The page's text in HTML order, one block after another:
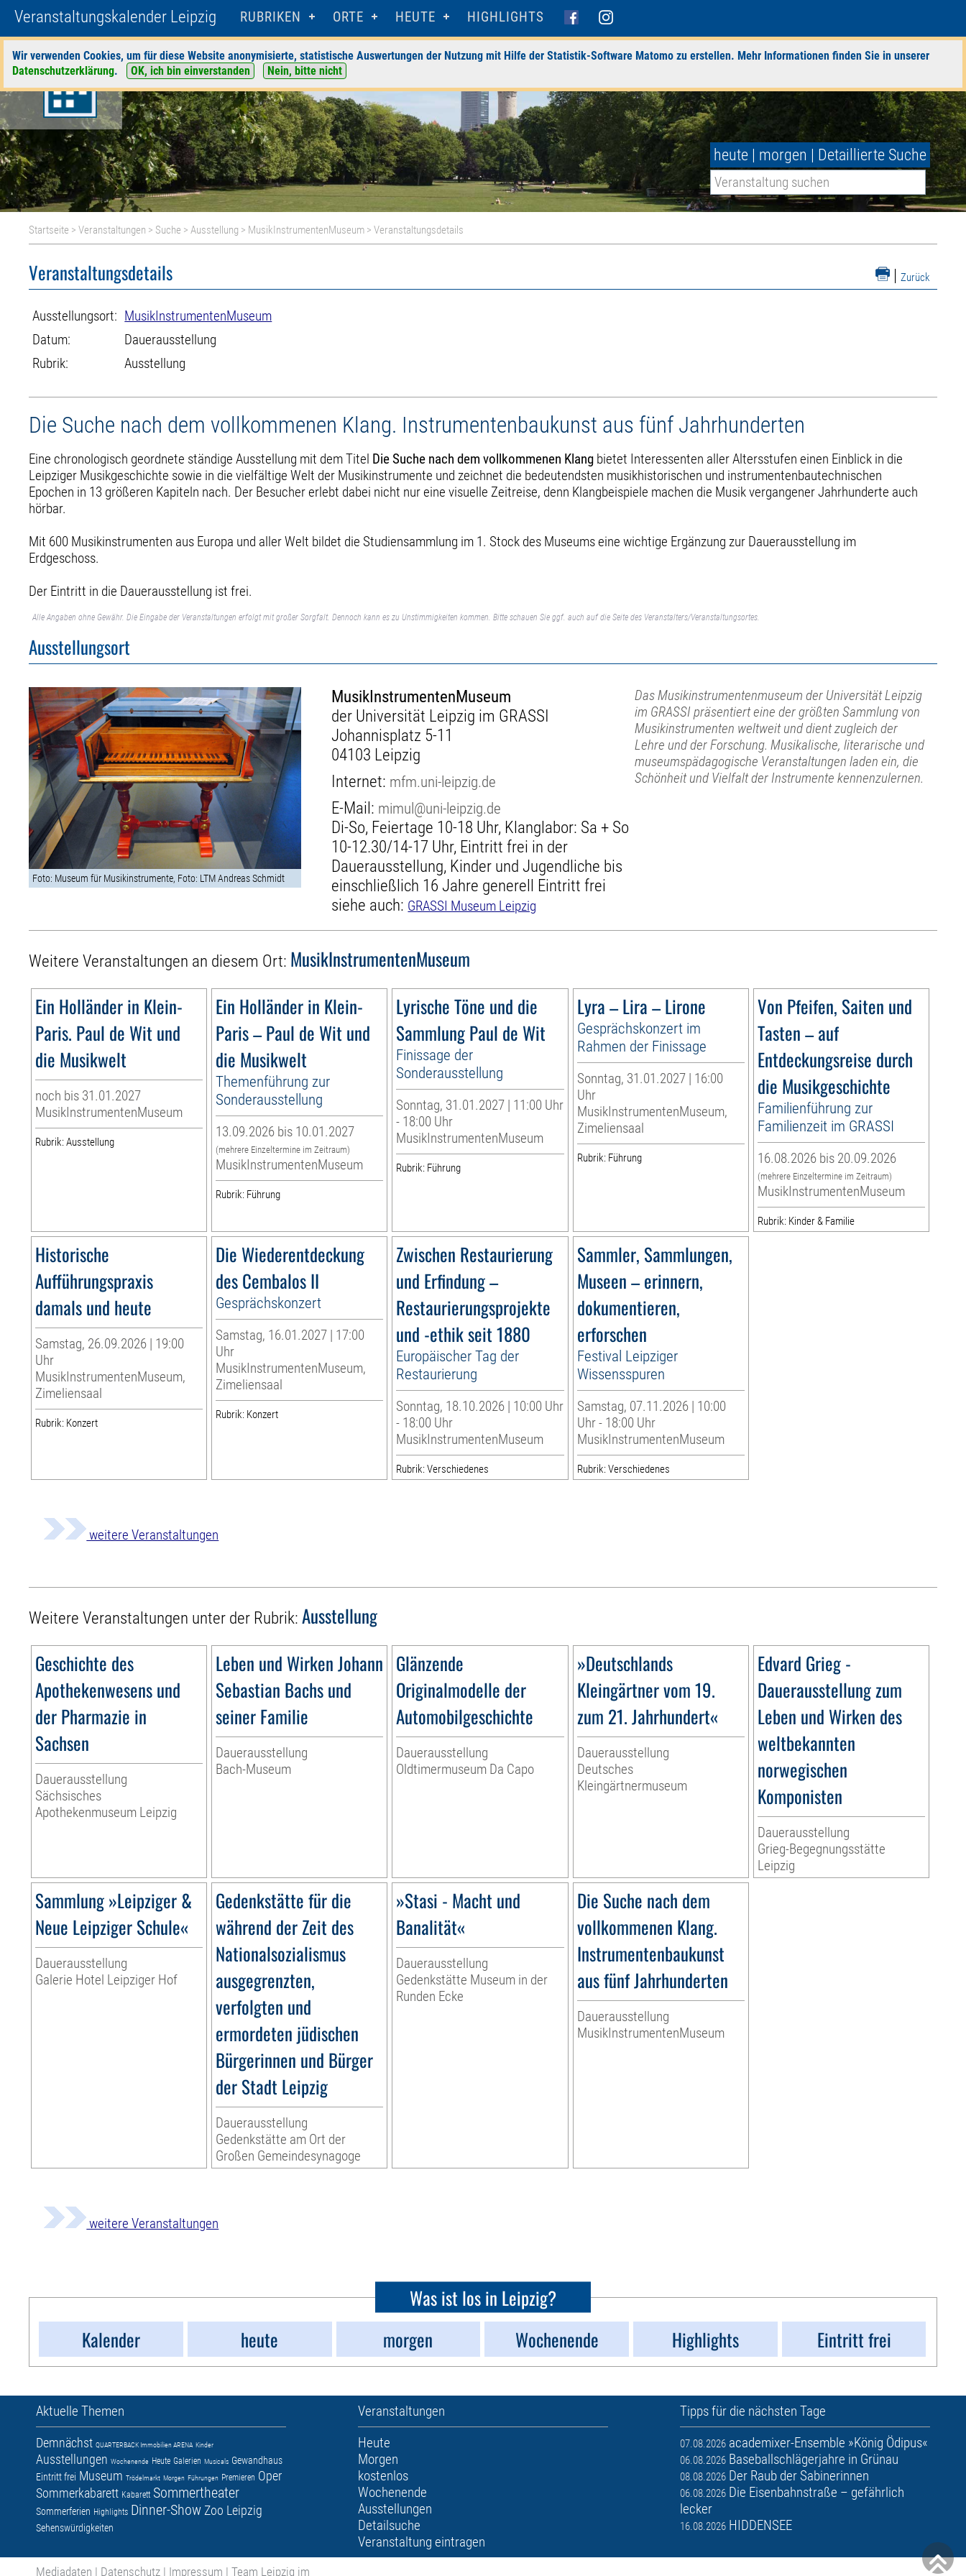
Veranstaltungskalender Leipzig RUBRIKEN ORTE HEUTE HIGHLIGHTS
Wir verwenden Cookies, um für diese Website anonymisierte, statistische Auswertungen der Nutzung mit Hilfe der Statistik-Software Matomo zu erstellen. Mehr Informationen finden Sie in unserer
Datenschutzerklärung. OK, ich bin einverstanden Nein, bitte nicht
heute | morgen | Detaillierte Suche
Startseite >Veranstaltungen > Suche >Ausstellung > MusikInstrumentenMuseum > Veranstaltungsdetails
| Zurück
Veranstaltungsdetails
Ausstellungsort: MusikInstrumentenMuseum
Datum:
Dauerausstellung
Rubrik:
Ausstellung
Die Suche nach dem vollkommenen Klang. Instrumentenbaukunst aus fünf Jahrhunderten
Eine chronologisch geordnete ständige Ausstellung mit dem Titel Die Suche nach dem vollkommenen Klang bietet Interessenten aller Altersstufen einen Einblick in die
Leipziger Musikgeschichte sowie in die vielfältige Welt der Musikinstrumente und zeichnet die bedeutendsten musikhistorischen und instrumentenbautechnischen
Epochen in 13 größeren Kapiteln nach. Der Besucher erlebt dabei nicht nur eine visuelle Zeitreise, denn Klangbeispiele machen die Musik vergangener Jahrhunderte auch
hörbar.
Mit 600 Musikinstrumenten aus Europa und aller Welt bildet die Studiensammlung im 1. Stock des Museums eine wichtige Ergänzung zur Dauerausstellung im
Erdgeschoss.
Der Eintritt in die Dauerausstellung ist frei.
Alle Angaben ohne Gewähr. Die Eingabe der Veranstaltungen erfolgt mit großer Sorgfalt. Dennoch kann es zu Unstimmigkeiten kommen. Bitte schauen Sie ggf. auch auf die Seite des Veranstalters/Veranstaltungsortes.
Ausstellungsort
Foto: Museum für Musikinstrumente, Foto: LTM Andreas Schmidt
MusikInstrumentenMuseum
der Universität Leipzig im GRASSI
Johannisplatz 5-11
04103 Leipzig
Internet: mfm.uni-leipzig.de
E-Mail: mimul@uni-leipzig.de
Di-So, Feiertage 10-18 Uhr, Klanglabor: Sa + So
10-12.30/14-17 Uhr, Eintritt frei in der
Dauerausstellung, Kinder und Jugendliche bis
einschließlich 16 Jahre generell Eintritt frei
siehe auch: GRASSI Museum Leipzig
Das Musikinstrumentenmuseum der Universität Leipzig
im GRASSI präsentiert eine der größten Sammlung von
Musikinstrumenten weltweit und dient zugleich der
Lehre und der Forschung. Musikalische, literarische und
museumspädagogische Veranstaltungen laden ein, die
Schönheit und Vielfalt der Instrumente kennenzulernen.
Weitere Veranstaltungen an diesem Ort: MusikInstrumentenMuseum
Ein Holländer in Klein-
Paris. Paul de Wit und
die Musikwelt
noch bis 31.01.2027
MusikInstrumentenMuseum
Rubrik: Ausstellung
Ein Holländer in Klein-
Paris – Paul de Wit und
die Musikwelt
Themenführung zur
Sonderausstellung
13.09.2026 bis 10.01.2027
(mehrere Einzeltermine im Zeitraum)
MusikInstrumentenMuseum
Rubrik: Führung
Lyrische Töne und die
Sammlung Paul de Wit
Finissage der
Sonderausstellung
Sonntag, 31.01.2027 | 11:00 Uhr
- 18:00 Uhr
MusikInstrumentenMuseum
Rubrik: Führung
Lyra – Lira – Lirone
Gesprächskonzert im
Rahmen der Finissage
Sonntag, 31.01.2027 | 16:00
Uhr
MusikInstrumentenMuseum,
Zimeliensaal
Rubrik: Führung
Von Pfeifen, Saiten und
Tasten – auf
Entdeckungsreise durch
die Musikgeschichte
Familienführung zur
Familienzeit im GRASSI
16.08.2026 bis 20.09.2026
(mehrere Einzeltermine im Zeitraum)
MusikInstrumentenMuseum
Rubrik: Kinder & Familie
Historische
Aufführungspraxis
damals und heute
Samstag, 26.09.2026 | 19:00
Uhr
MusikInstrumentenMuseum,
Zimeliensaal
Rubrik: Konzert
Die Wiederentdeckung
des Cembalos II
Gesprächskonzert
Samstag, 16.01.2027 | 17:00
Uhr
MusikInstrumentenMuseum,
Zimeliensaal
Rubrik: Konzert
Zwischen Restaurierung
und Erfindung –
Restaurierungsprojekte
und -ethik seit 1880
Europäischer Tag der
Restaurierung
Sonntag, 18.10.2026 | 10:00 Uhr
- 18:00 Uhr
MusikInstrumentenMuseum
Rubrik: Verschiedenes
Sammler, Sammlungen,
Museen – erinnern,
dokumentieren,
erforschen
Festival Leipziger
Wissensspuren
Samstag, 07.11.2026 | 10:00
Uhr - 18:00 Uhr
MusikInstrumentenMuseum
Rubrik: Verschiedenes
weitere Veranstaltungen
Weitere Veranstaltungen unter der Rubrik:Ausstellung
Geschichte des
Apothekenwesens und
der Pharmazie in
Sachsen
Dauerausstellung
Sächsisches
Apothekenmuseum Leipzig
Leben und Wirken Johann
Sebastian Bachs und
seiner Familie
Dauerausstellung
Bach-Museum
Glänzende
Originalmodelle der
Automobilgeschichte
Dauerausstellung
Oldtimermuseum Da Capo
»Deutschlands
Kleingärtner vom 19.
zum 21. Jahrhundert«
Dauerausstellung
Deutsches
Kleingärtnermuseum
Edvard Grieg -
Dauerausstellung zum
Leben und Wirken des
weltbekannten
norwegischen
Komponisten
Dauerausstellung
Grieg-Begegnungsstätte
Leipzig
Sammlung »Leipziger &
Neue Leipziger Schule«
Dauerausstellung
Galerie Hotel Leipziger Hof
Gedenkstätte für die
während der Zeit des
Nationalsozialismus
ausgegrenzten,
verfolgten und
ermordeten jüdischen
Bürgerinnen und Bürger
der Stadt Leipzig
Dauerausstellung
Gedenkstätte am Ort der
Großen Gemeindesynagoge
»Stasi - Macht und
Banalität«
Dauerausstellung
Gedenkstätte Museum in der
Runden Ecke
Die Suche nach dem
vollkommenen Klang.
Instrumentenbaukunst
aus fünf Jahrhunderten
Dauerausstellung
MusikInstrumentenMuseum
weitere Veranstaltungen
Was ist los in Leipzig?
Kalender
heute morgen Wochenende Highlights Eintritt frei
Aktuelle Themen
Demnächst QUARTERBACK Immobilien ARENA Kinder
Ausstellungen Wochenende Heute Galerien Musicals Gewandhaus
Eintritt frei Museum Trödelmarkt Morgen Führungen Premieren Oper
Sommerkabarett Kabarett Sommertheater
Sommerferien Highlights Dinner-Show Zoo Leipzig
Sehenswürdigkeiten
Veranstaltungen
Heute
Morgen
kostenlos
Wochenende
Ausstellungen
Detailsuche
Veranstaltung eintragen
Tipps für die nächsten Tage
07.08.2026 academixer-Ensemble »König Ödipus«
06.08.2026 Baseballschlägerjahre in Grünau
08.08.2026 Der Raub der Sabinerinnen
06.08.2026 Die Eisenbahnstraße – gefährlich
lecker
16.08.2026 HIDDENSEE
Mediadaten | Datenschutz | Impressum | Team Leipzig im